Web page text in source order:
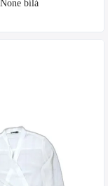
bílá